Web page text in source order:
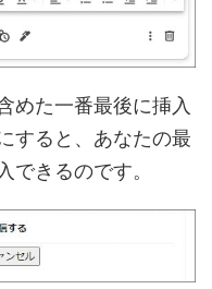
めた一番最後に挿入
すると、あなたの最
できるのです。